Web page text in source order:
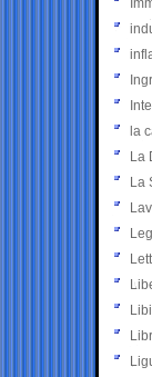
la
La
La